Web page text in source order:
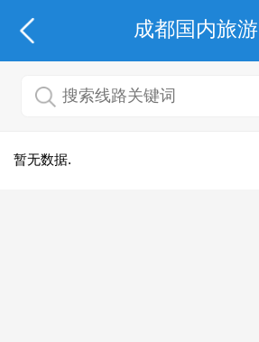
成都国内旅游
暂无数据.